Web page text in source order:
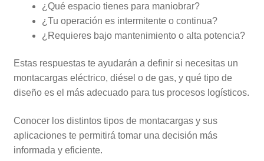
¿Qué espacio tienes para maniobrar?
¿Tu operación es intermitente o continua?
¿Requieres bajo mantenimiento o alta potencia?
Estas respuestas te ayudarán a definir si necesitas un
montacargas eléctrico, diésel o de gas, y qué tipo de
diseño es el más adecuado para tus procesos logísticos.
Conocer los distintos tipos de montacargas y sus
aplicaciones te permitirá tomar una decisión más
informada y eficiente.